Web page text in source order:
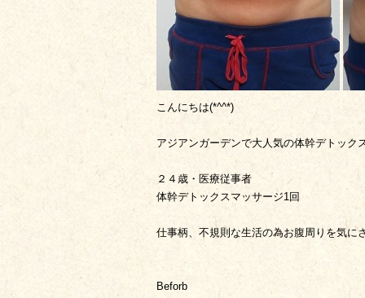
こんにちは(*^^*)
アジアンガーデンで大人気の体幹デトック
２４歳・医療従事者
体幹デトックスマッサージ1回
仕事柄、不規則な生活の為お腹周りを気に
Beforb